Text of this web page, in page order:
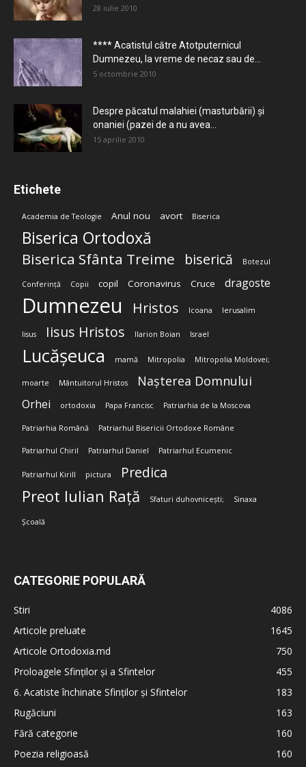
28 iulie 2010
**** Acatistul către Atotputernicul
Dumnezeu, la vreme de necaz sau de...
5 octombrie 2010
Despre păcatul malahiei (masturbării) şi
onaniei (pazei de a nu avea...
15 aprilie 2010
Etichete
Academia de Teologie Anul nou avort Biserica
Biserica Ortodoxă
Biserica Sfânta Treime biserică Botezul
Conferință Copii copil Coronavirus Cruce dragoste
Dumnezeu Hristos Icoana Ierusalim
Iisus Iisus Hristos Ilarion Boian Israel
Lucășeuca mamă Mitropolia Mitropolia Moldovei;
moarte Mântuitorul Hristos Nașterea Domnului
Orhei ortodoxia Papa Francisc Patriarhia de la Moscova
Patriarhia Română Patriarhul Bisericii Ortodoxe Române
Patriarhul Chiril Patriarhul Daniel Patriarhul Ecumenic
Patriarhul Kirill pictura Predica
Preot Iulian Rață Sfaturi duhovnicești; Sinaxa
Școală
CATEGORIE POPULARĂ
Stiri
4086
Articole preluate
1645
Articole Ortodoxia.md
750
Proloagele Sfinților și a Sfintelor
455
6. Acatiste închinate Sfinților și Sfintelor
183
Rugăciuni
163
Fără categorie
160
Poezia religioasă
160